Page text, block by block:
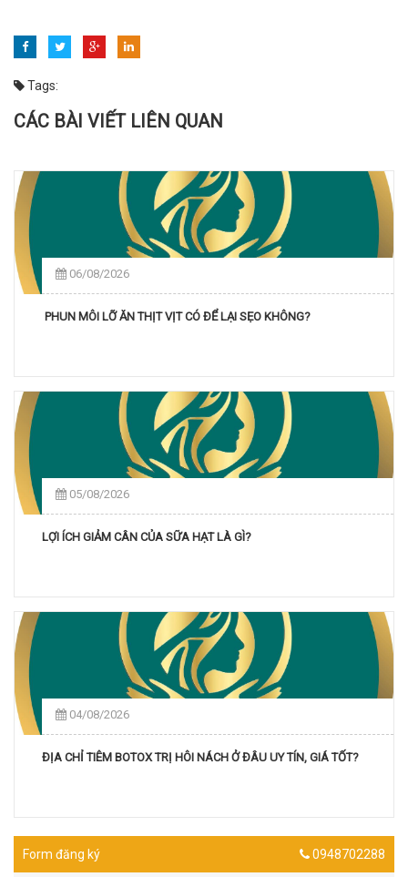
Tags:
CÁC BÀI VIẾT LIÊN QUAN
06/08/2026
PHUN MÔI LỠ ĂN THỊT VỊT CÓ ĐỂ LẠI SẸO KHÔNG?
05/08/2026
LỢI ÍCH GIẢM CÂN CỦA SỮA HẠT LÀ GÌ?
04/08/2026
ĐỊA CHỈ TIÊM BOTOX TRỊ HÔI NÁCH Ở ĐÂU UY TÍN, GIÁ TỐT?
Form đăng ký 0948702288